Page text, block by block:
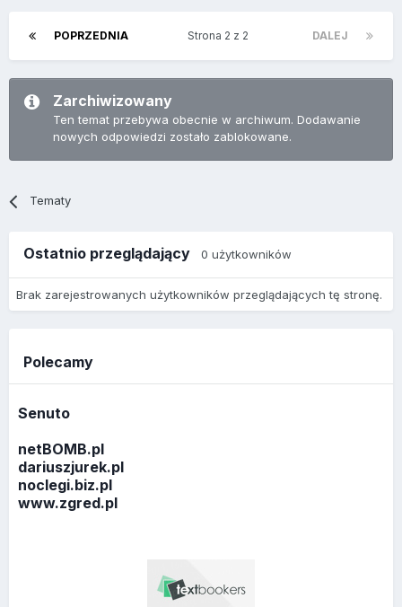
POPRZEDNIA DALEJ
Strona 2 z 2
Zarchiwizowany
Ten temat przebywa obecnie w archiwum. Dodawanie
nowych odpowiedzi zostało zablokowane.
Tematy
Ostatnio przeglądający 0 użytkowników
Brak zarejestrowanych użytkowników przeglądających tę stronę.
Polecamy
Senuto
netBOMB.pl
dariuszjurek.pl
noclegi.biz.pl
www.zgred.pl